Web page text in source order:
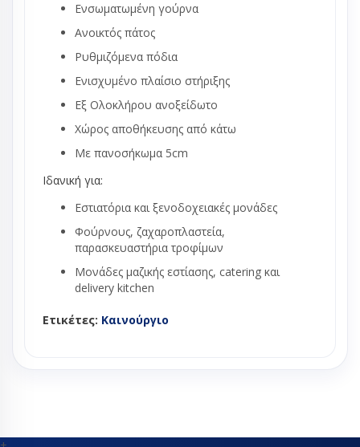
Ενσωματωμένη γούρνα
Ανοικτός πάτος
Ρυθμιζόμενα πόδια
Ενισχυμένο πλαίσιο στήριξης
Εξ Ολοκλήρου ανοξείδωτο
Χώρος αποθήκευσης από κάτω
Με πανοσήκωμα 5cm
Ιδανική για:
Εστιατόρια και ξενοδοχειακές μονάδες
Φούρνους, ζαχαροπλαστεία,
παρασκευαστήρια τροφίμων
Μονάδες μαζικής εστίασης, catering και
delivery kitchen
Ετικέτες: Καινούργιο